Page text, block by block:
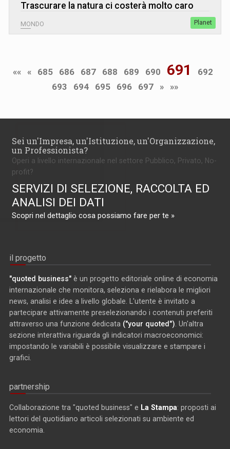
Trascurare la natura ci costerà molto caro
MONDO Planet
«« « 685 686 687 688 689 690 691
692
693
694 695 696 697 » »»
Sei un'Impresa, un'Istituzione, un'Organizzazione,
un Professionista?
Operi a livello internazionale nel settore Pubblico, Privato, No-
profit?
SERVIZI DI SELEZIONE, RACCOLTA ED
ANALISI DEI DATI
Scopri nel dettaglio cosa possiamo fare per te »
il progetto
"quoted business" è un progetto editoriale online di economia
internazionale che monitora, seleziona e rielabora le migliori
news, analisi e idee a livello globale. L'utente è invitato a
partecipare attivamente preselezionando i contenuti preferiti
attraverso una funzione dedicata ("your quoted"). Un'altra
sezione interattiva riguarda gli indicatori macroeconomici:
impostando le variabili è possibile visualizzare e stampare i
grafici.
partnership
Collaborazione tra "quoted business" e La Stampa: proposti ai
lettori del quotidiano articoli selezionati su ambiente ed
economia.